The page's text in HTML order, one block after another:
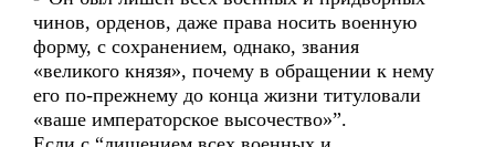
чинов, орденов, даже права носить военную
форму, с сохранением, однако, звания
«великого князя», почему в обращении к нему
его по-прежнему до конца жизни титуловали
«ваше императорское высочество»”.